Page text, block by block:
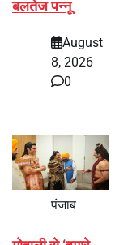
बलतेज पन्नू
August
8, 2026
0
पंजाब